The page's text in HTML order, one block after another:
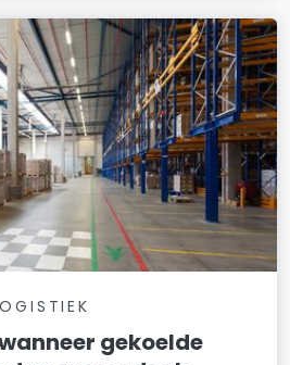
gekoelde